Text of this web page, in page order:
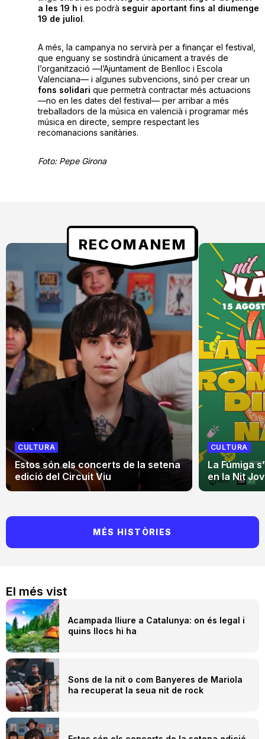
a les 19 h i es podrà seguir aportant fins al diumenge
19 de juliol.
A més, la campanya no servirà per a finançar el festival,
que enguany se sostindrà únicament a través de
l’organització —l’Ajuntament de Benlloc i Escola
Valenciana— i algunes subvencions, sinó per crear un
fons solidari que permetrà contractar més actuacions
—no en les dates del festival— per arribar a més
treballadors de la música en valencià i programar més
música en directe, sempre respectant les
recomanacions sanitàries.
Foto: Pepe Girona
El més vist
Acampada lliure a Catalunya: on és legal i
quins llocs hi ha
Sons de la nit o com Banyeres de Mariola
ha recuperat la seua nit de rock
RECOMANEM
CULTURA
Estos són els concerts de la setena
edició del Circuit Viu
CULTURA
La Fúmiga
en la Nit
MÉS HISTÒRIES